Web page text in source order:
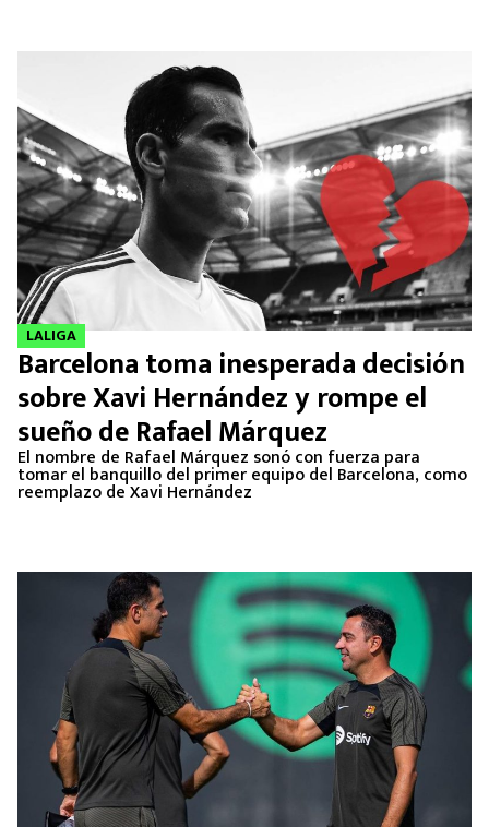
LALIGA
Barcelona toma inesperada decisión
sobre Xavi Hernández y rompe el
sueño de Rafael Márquez
El nombre de Rafael Márquez sonó con fuerza para
tomar el banquillo del primer equipo del Barcelona, como
reemplazo de Xavi Hernández